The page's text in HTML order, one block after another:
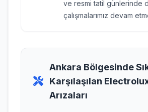
ve resmi tatil günlerinde
çalışmalarımız devam
Ankara Bölgesinde
Karşılaşılan
Arızaları